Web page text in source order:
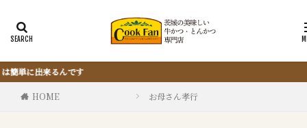
HOME お母さん孝行